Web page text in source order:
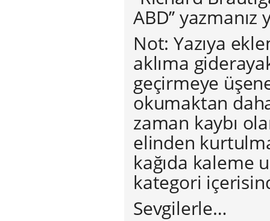
ABD’’
Not: Yazıya
aklıma
geçirmeye
okumaktan
zaman kaybı
elinden
kağıda kaleme
kategori
Sevgilerle…